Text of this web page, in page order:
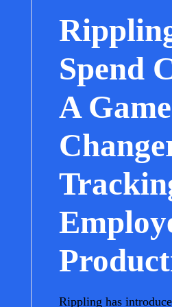
Spend
A Game
Rippling has